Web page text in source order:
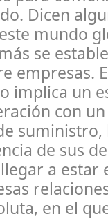
Dicen
mundo
se
empresas.
implica un
con
suministro,
de sus
a estar
en el